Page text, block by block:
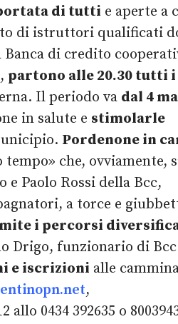
di tutti e aperte a
di istruttori qualificati
di credito
partono alle 20.30 tutti
Il periodo va dal 4
in salute e stimolarle
Pordenone in
che, ovviamente,
e Paolo Rossi della Bcc,
a torce e
i percorsi
Drigo, funzionario di Bcc
e iscrizioni alle
,
0434 392635 o